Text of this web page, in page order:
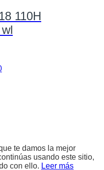
110H
te damos la mejor
usando este sitio,
con ello. Leer más